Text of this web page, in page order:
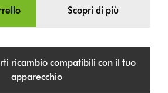
Scopri di più
ricambio compatibili con il tuo
apparecchio